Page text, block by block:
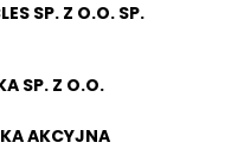
SP. Z O.O. SP.
SP. Z O.O.
AKCYJNA